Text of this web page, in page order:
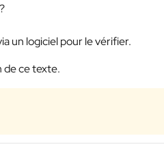
un logiciel pour le vérifier.
de ce texte.